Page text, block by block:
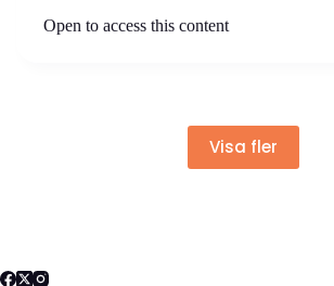
Open to access this content
Visa fler